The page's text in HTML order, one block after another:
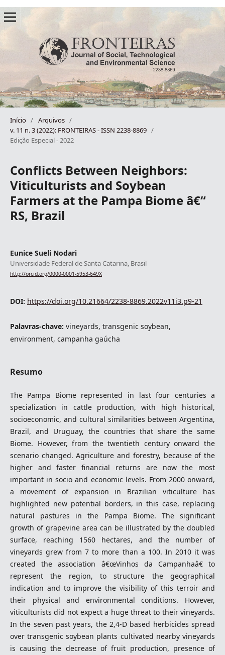
Início / Arquivos /
v. 11 n. 3 (2022): FRONTEIRAS - ISSN 2238-8869 /
Edição Especial - 2022
Conflicts Between Neighbors:
Viticulturists and Soybean
Farmers at the Pampa Biome â€“
RS, Brazil
Eunice Sueli Nodari
Universidade Federal de Santa Catarina, Brasil
http://orcid.org/0000-0001-5953-649X
DOI: https://doi.org/10.21664/2238-8869.2022v11i3.p9-21
Palavras-chave: vineyards, transgenic soybean,
environment, campanha gaúcha
Resumo
The Pampa Biome represented in last four centuries a
specialization in cattle production, with high historical,
socioeconomic, and cultural similarities between Argentina,
Brazil, and Uruguay, the countries that share the same
Biome. However, from the twentieth century onward the
scenario changed. Agriculture and forestry, because of the
higher and faster financial returns are now the most
important in socio and economic levels. From 2000 onward,
a movement of expansion in Brazilian viticulture has
highlighted new potential borders, in this case, replacing
natural pastures in the Pampa Biome. The significant
growth of grapevine area can be illustrated by the doubled
surface, reaching 1560 hectares, and the number of
vineyards grew from 7 to more than a 100. In 2010 it was
created the association â€œVinhos da Campanhaâ€ to
represent the region, to structure the geographical
indication and to improve the visibility of this terroir and
their physical and environmental conditions. However,
viticulturists did not expect a huge threat to their vineyards.
In the seven past years, the 2,4-D based herbicides spread
over transgenic soybean plants cultivated nearby vineyards
is causing the decrease of fruit production, presence of